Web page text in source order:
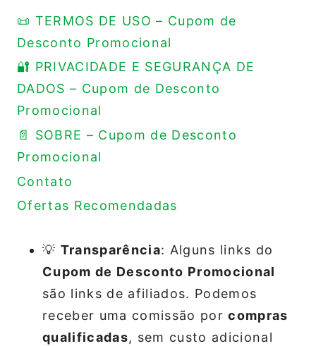
📜 TERMOS DE USO – Cupom de
Desconto Promocional
🔐 PRIVACIDADE E SEGURANÇA DE
DADOS – Cupom de Desconto
Promocional
📄 SOBRE – Cupom de Desconto
Promocional
Contato
Ofertas Recomendadas
💡 Transparência: Alguns links do
Cupom de Desconto Promocional
são links de afiliados. Podemos
receber uma comissão porcompras
qualificadas, sem custo adicional